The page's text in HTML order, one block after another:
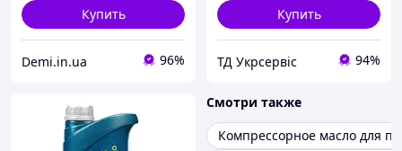
Купить
Demi.in.ua 96%
Купить
ТД Укрсервіс 94%
Смотри также
Компрессорное масло для